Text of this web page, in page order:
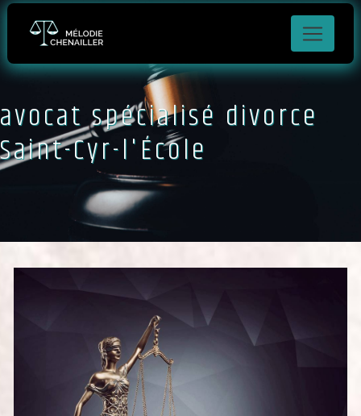
avocat spécialisé divorce
Saint-Cyr-l'École
Panneau de gestion des cookies